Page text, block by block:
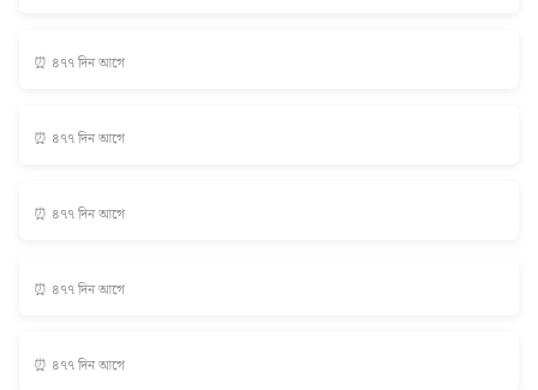
⏰ ৪৭৭ দিন আগে
⏰ ৪৭৭ দিন আগে
⏰ ৪৭৭ দিন আগে
⏰ ৪৭৭ দিন আগে
⏰ ৪৭৭ দিন আগে